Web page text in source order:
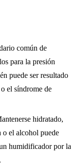
común de
para la presión
puede ser resultado
el síndrome de
hidratado,
o el alcohol puede
humidificador por la